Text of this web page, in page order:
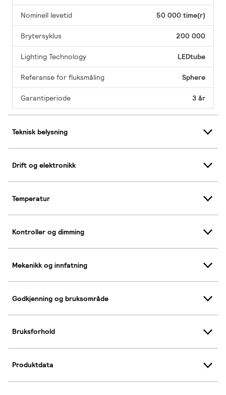
Nominell levetid 50 000 time(r)
Brytersyklus 200 000
Lighting Technology LEDtube
Referanse for fluksmåling Sphere
Garantiperiode 3 år
Teknisk belysning
Drift og elektronikk
Temperatur
Kontroller og dimming
Mekanikk og innfatning
Godkjenning og bruksområde
Bruksforhold
Produktdata